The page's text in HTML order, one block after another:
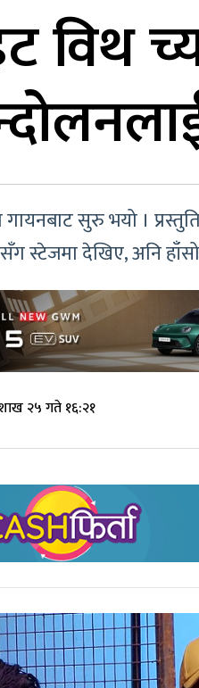
विथ
सुरु भयो ।
स्टेजमा देखिए, अनि
२५ गते १६:२१